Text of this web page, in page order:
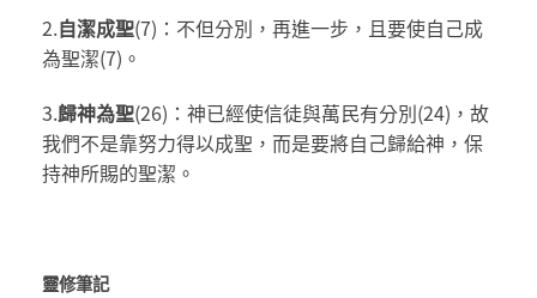
2.自潔成聖(7)：不但分別，再進一步，且要使自己成
為聖潔(7)。
3.歸神為聖(26)：神已經使信徒與萬民有分別(24)，故
我們不是靠努力得以成聖，而是要將自己歸給神，保
持神所賜的聖潔。
靈修筆記